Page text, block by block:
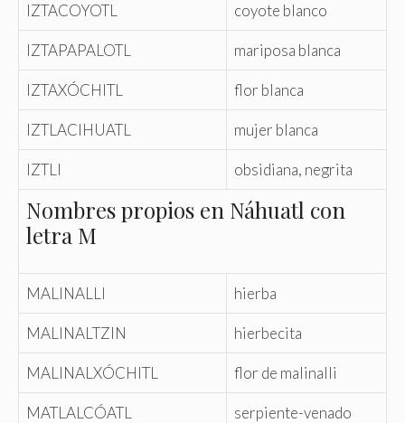
IZTACOYOTL coyote blanco
IZTAPAPALOTL mariposa blanca
IZTAXÓCHITL flor blanca
IZTLACIHUATL mujer blanca
IZTLI obsidiana, negrita
Nombres propios en Náhuatl con
letra M
MALINALLI hierba
MALINALTZIN hierbecita
MALINALXÓCHITL flor de malinalli
MATLALCÓATL serpiente-venado